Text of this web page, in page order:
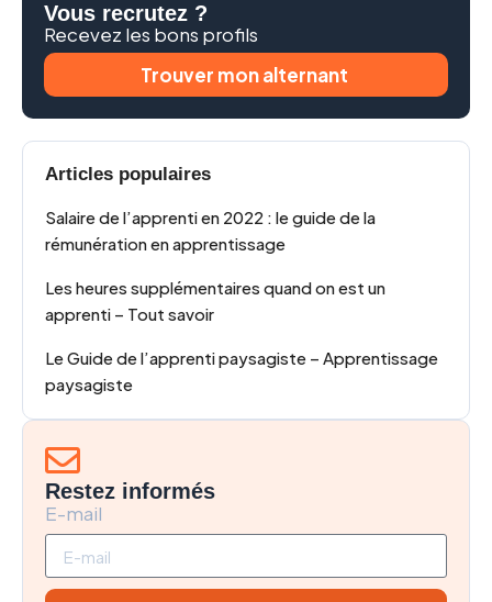
Vous recrutez ?
Recevez les bons profils
Trouver mon alternant
Articles populaires
Salaire de l’apprenti en 2022 : le guide de la
rémunération en apprentissage
Les heures supplémentaires quand on est un
apprenti – Tout savoir
Le Guide de l’apprenti paysagiste – Apprentissage
paysagiste
Restez informés
E-mail